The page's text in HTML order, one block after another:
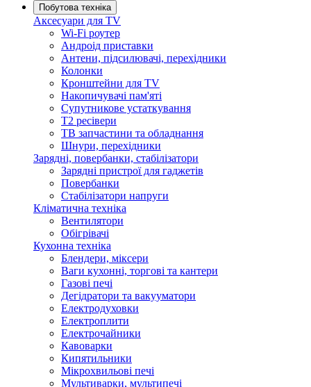
Побутова техніка
Аксесуари для TV
Wi-Fi роутер
Андроід приставки
Антени, підсилювачі, перехідники
Колонки
Кронштейни для TV
Накопичувачі пам'яті
Супутникове устаткування
Т2 ресівери
ТВ запчастини та обладнання
Шнури, перехідники
Зарядні, повербанки, стабілізатори
Зарядні пристрої для гаджетів
Повербанки
Стабілізатори напруги
Кліматична техніка
Вентилятори
Обігрівачі
Кухонна техніка
Блендери, міксери
Ваги кухонні, торгові та кантери
Газові печі
Дегідратори та вакууматори
Електродуховки
Електроплити
Електрочайники
Кавоварки
Кипятильники
Мікрохвильові печі
Мультиварки, мультипечі